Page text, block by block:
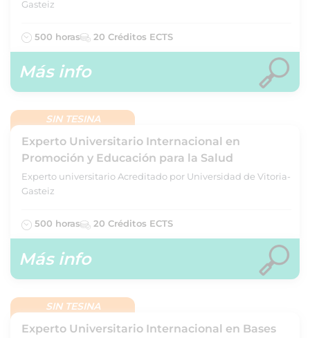
Gasteiz
500 horas 20 Créditos ECTS
Más info
SIN TESINA
Experto Universitario Internacional en
Promoción y Educación para la Salud
Experto universitario Acreditado por Universidad de Vitoria-
Gasteiz
500 horas 20 Créditos ECTS
Más info
SIN TESINA
Experto Universitario Internacional en Bases